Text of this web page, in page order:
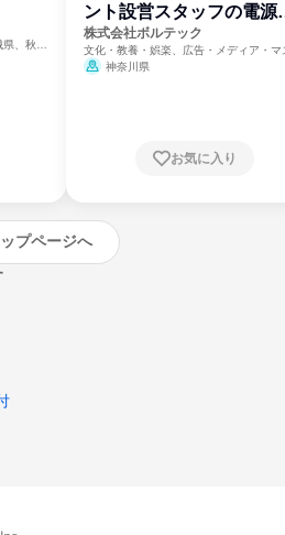
、秋田
島県、
ント設営スタッフの電源
門
株式会社ボルテック
文化・教養・娯楽、広告・メディア・マ
ミ、電力・ガス・水道・エネルギー
神奈川県
お気に入り
ップページへ